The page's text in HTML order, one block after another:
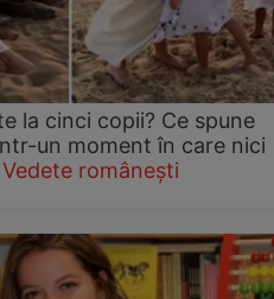
la cinci copii? Ce spune
un moment în care nici
Vedete românești